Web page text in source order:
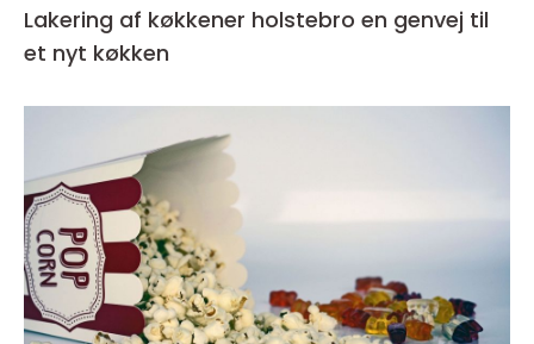
Lakering af køkkener holstebro en genvej til
et nyt køkken